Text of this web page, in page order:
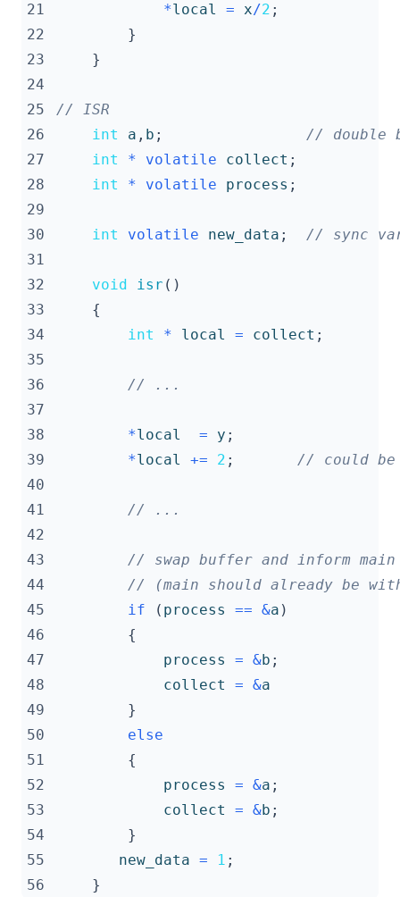
21
*local = x/2 ;
22
}
23
}
24
25
26
int a , b ;
27
int * volatile collect ;
28
int * volatile process ;
29
30
int volatile new_data ;
31
32
void isr ()
33
{
34
int * local = collect ;
35
36
37
38
*local = y ;
39
*local += 2 ;
40
41
42
43
44
45
if ( process == &a )
46
{
47
process = &b ;
48
collect = &a
49
}
50
else
51
{
52
process = &a ;
53
collect = &b ;
54
}
55
new_data = 1 ;
56
}